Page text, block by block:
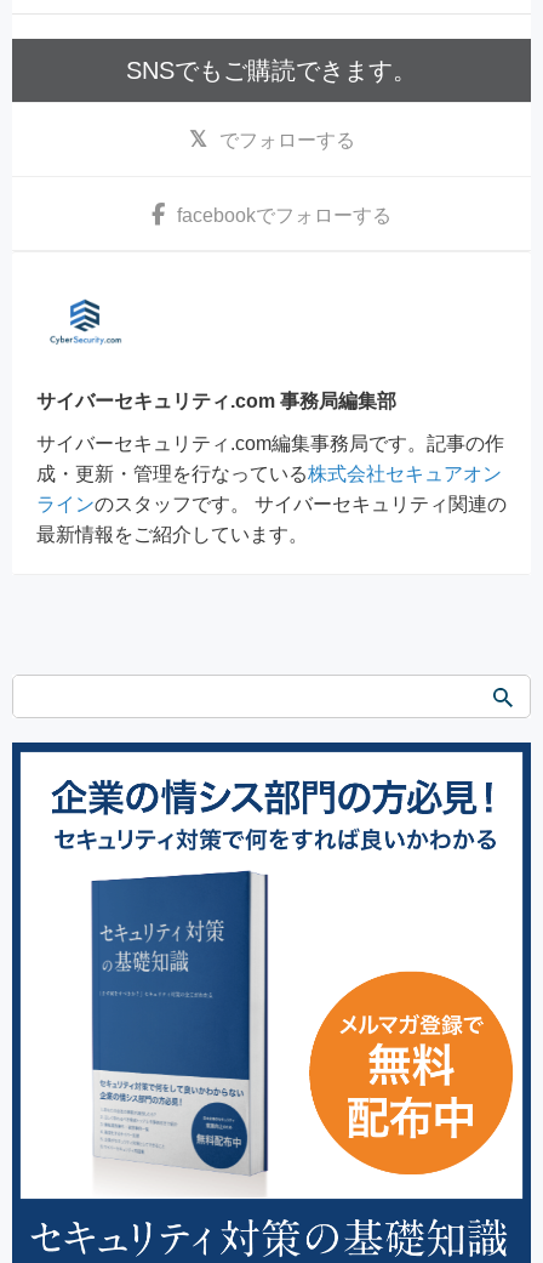
SNSでもご購読できます。
でフォローする
facebookでフォローする
サイバーセキュリティ.com 事務局編集部
サイバーセキュリティ.com編集事務局です。記事の作
成・更新・管理を行なっている株式会社セキュアオン
ラインのスタッフです。 サイバーセキュリティ関連の
最新情報をご紹介しています。